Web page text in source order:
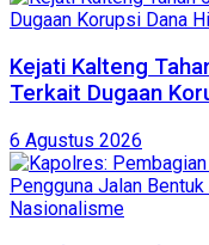
Kejati Kalteng
Terkait Dugaan
6 Agustus 2026